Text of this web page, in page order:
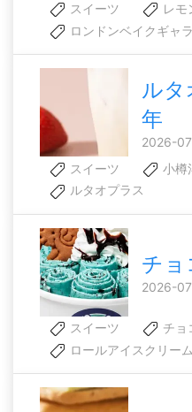
スイーツ
レモ
ロンドンベイクギャ
ルタ
年
2026-
スイーツ
小樽
ルタオプラス
チョ
2026-
スイーツ
チョ
ロールアイスクリー